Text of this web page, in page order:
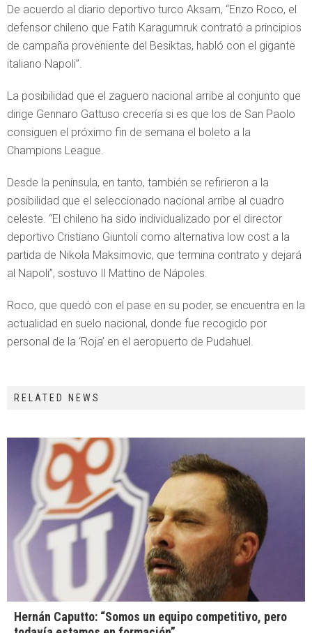
De acuerdo al diario deportivo turco Aksam, “Enzo Roco, el
defensor chileno que Fatih Karagumruk contrató a principios
de campaña proveniente del Besiktas, habló con el gigante
italiano Napoli”.
La posibilidad que el zaguero nacional arribe al conjunto que
dirige Gennaro Gattuso crecería si es que los de San Paolo
consiguen el próximo fin de semana el boleto a la
Champions League.
Desde la península, en tanto, también se refirieron a la
posibilidad que el seleccionado nacional arribe al cuadro
celeste. “El chileno ha sido individualizado por el director
deportivo Cristiano Giuntoli como alternativa low cost a la
partida de Nikola Maksimovic, que termina contrato y dejará
al Napoli”, sostuvo Il Mattino de Nápoles.
Roco, que quedó con el pase en su poder, se encuentra en la
actualidad en suelo nacional, donde fue recogido por
personal de la ‘Roja’ en el aeropuerto de Pudahuel.
RELATED NEWS
Hernán Caputto: “Somos un equipo competitivo, pero